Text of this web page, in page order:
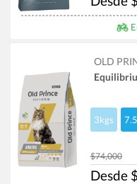
OLD
3kgs
$74,000
Desde